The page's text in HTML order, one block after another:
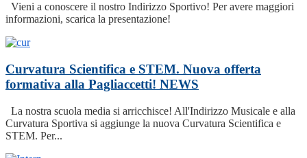
Vieni a conoscere il nostro Indirizzo Sportivo! Per avere maggiori
informazioni, scarica la presentazione!
Curvatura Scientifica e STEM. Nuova offerta
formativa alla Pagliaccetti! NEWS
La nostra scuola media si arricchisce! All'Indirizzo Musicale e alla
Curvatura Sportiva si aggiunge la nuova Curvatura Scientifica e
STEM. Per...